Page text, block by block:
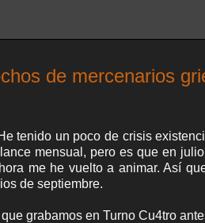
de mercenarios
tenido un poco de crisis
mensual, pero es que en
me he vuelto a animar. Así
de septiembre.
grabamos en Turno Cu4tro